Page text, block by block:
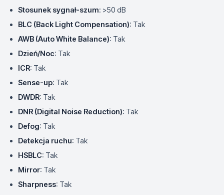
Stosunek sygnał-szum: >50 dB
BLC (Back Light Compensation): Tak
AWB (Auto White Balance): Tak
Dzień/Noc: Tak
ICR: Tak
Sense-up: Tak
DWDR: Tak
DNR (Digital Noise Reduction): Tak
Defog: Tak
Detekcja ruchu: Tak
HSBLC: Tak
Mirror: Tak
Sharpness: Tak